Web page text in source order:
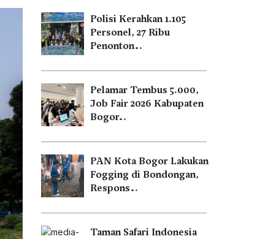
Polisi Kerahkan 1.105
Personel, 27 Ribu
Penonton…
Pelamar Tembus 5.000,
Job Fair 2026 Kabupaten
Bogor…
PAN Kota Bogor Lakukan
Fogging di Bondongan,
Respons…
Taman Safari Indonesia